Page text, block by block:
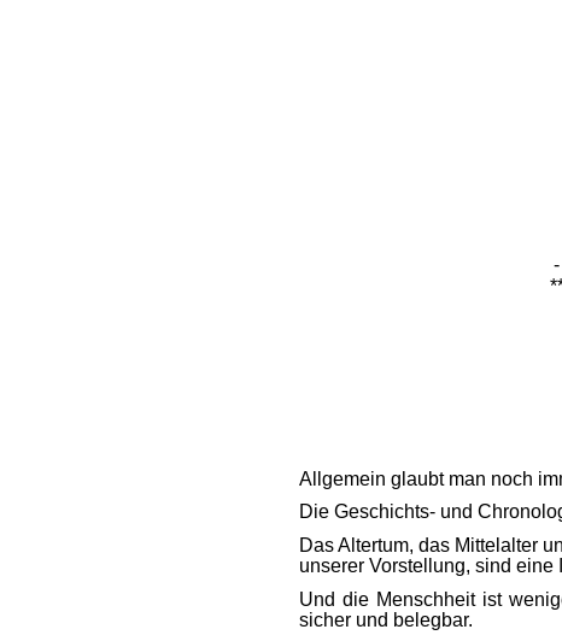
Allgemein glaubt man noch
Die Geschichts- und
Das Altertum, das Mittelalter
unserer Vorstellung, sind eine
Und die Menschheit ist
sicher und belegbar.